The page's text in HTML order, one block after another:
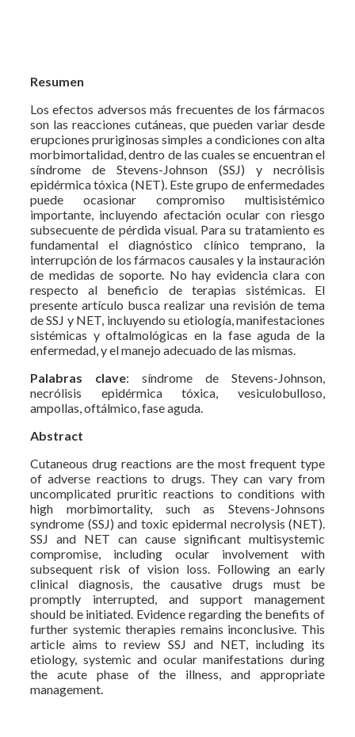
Resumen
Los efectos adversos más frecuentes de los fármacos
son las reacciones cutáneas, que pueden variar desde
erupciones pruriginosas simples a condiciones con alta
morbimortalidad, dentro de las cuales se encuentran el
síndrome de Stevens-Johnson (SSJ) y necrólisis
epidérmica tóxica (NET). Este grupo de enfermedades
puede ocasionar compromiso multisistémico
importante, incluyendo afectación ocular con riesgo
subsecuente de pérdida visual. Para su tratamiento es
fundamental el diagnóstico clínico temprano, la
interrupción de los fármacos causales y la instauración
de medidas de soporte. No hay evidencia clara con
respecto al beneficio de terapias sistémicas. El
presente artículo busca realizar una revisión de tema
de SSJ y NET, incluyendo su etiología, manifestaciones
sistémicas y oftalmológicas en la fase aguda de la
enfermedad, y el manejo adecuado de las mismas.
Palabras clave: síndrome de Stevens-Johnson,
necrólisis epidérmica tóxica, vesiculobulloso,
ampollas, oftálmico, fase aguda.
Abstract
Cutaneous drug reactions are the most frequent type
of adverse reactions to drugs. They can vary from
uncomplicated pruritic reactions to conditions with
high morbimortality, such as Stevens-Johnsons
syndrome (SSJ) and toxic epidermal necrolysis (NET).
SSJ and NET can cause significant multisystemic
compromise, including ocular involvement with
subsequent risk of vision loss. Following an early
clinical diagnosis, the causative drugs must be
promptly interrupted, and support management
should be initiated. Evidence regarding the benefits of
further systemic therapies remains inconclusive. This
article aims to review SSJ and NET, including its
etiology, systemic and ocular manifestations during
the acute phase of the illness, and appropriate
management.